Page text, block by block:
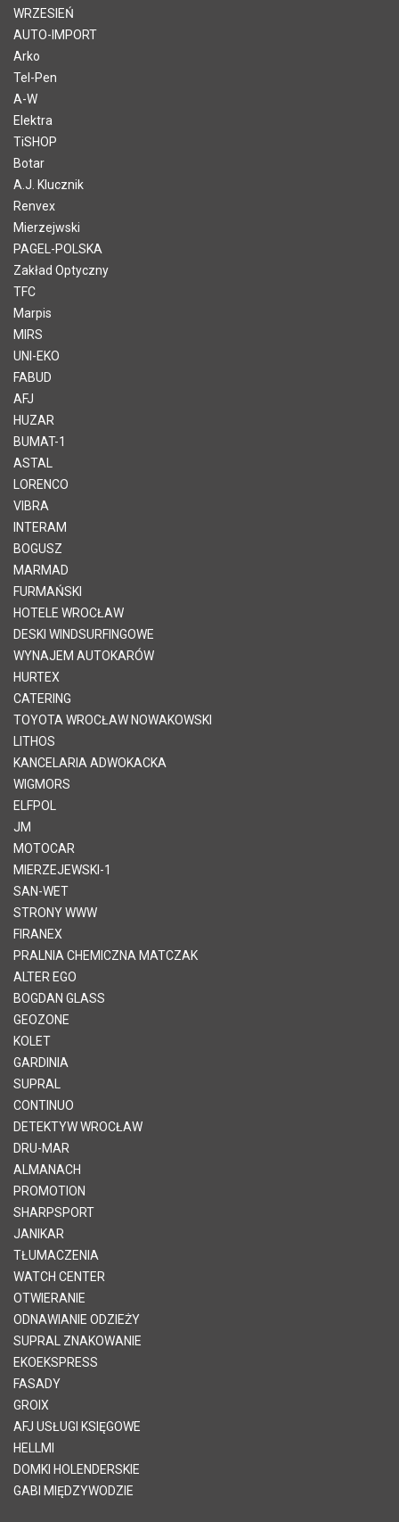
WRZESIEŃ
AUTO-IMPORT
Arko
Tel-Pen
A-W
Elektra
TiSHOP
Botar
A.J. Klucznik
Renvex
Mierzejwski
PAGEL-POLSKA
Zakład Optyczny
TFC
Marpis
MIRS
UNI-EKO
FABUD
AFJ
HUZAR
BUMAT-1
ASTAL
LORENCO
VIBRA
INTERAM
BOGUSZ
MARMAD
FURMAŃSKI
HOTELE WROCŁAW
DESKI WINDSURFINGOWE
WYNAJEM AUTOKARÓW
HURTEX
CATERING
TOYOTA WROCŁAW NOWAKOWSKI
LITHOS
KANCELARIA ADWOKACKA
WIGMORS
ELFPOL
JM
MOTOCAR
MIERZEJEWSKI-1
SAN-WET
STRONY WWW
FIRANEX
PRALNIA CHEMICZNA MATCZAK
ALTER EGO
BOGDAN GLASS
GEOZONE
KOLET
GARDINIA
SUPRAL
CONTINUO
DETEKTYW WROCŁAW
DRU-MAR
ALMANACH
PROMOTION
SHARPSPORT
JANIKAR
TŁUMACZENIA
WATCH CENTER
OTWIERANIE
ODNAWIANIE ODZIEŻY
SUPRAL ZNAKOWANIE
EKOEKSPRESS
FASADY
GROIX
AFJ USŁUGI KSIĘGOWE
HELLMI
DOMKI HOLENDERSKIE
GABI MIĘDZYWODZIE